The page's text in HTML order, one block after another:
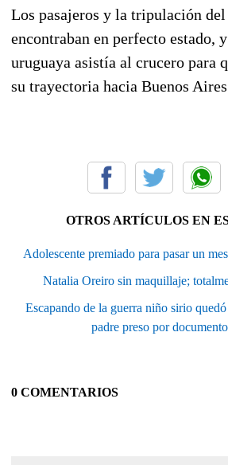
Los pasajeros y la tripulación del
encontraban en perfecto estado,
uruguaya asistía al crucero para
su trayectoria hacia Buenos
OTROS ARTÍCULOS EN
Adolescente premiado para pasar un
Natalia Oreiro sin maquillaje;
Escapando de la guerra niño sirio
padre preso por
0 COMENTARIOS